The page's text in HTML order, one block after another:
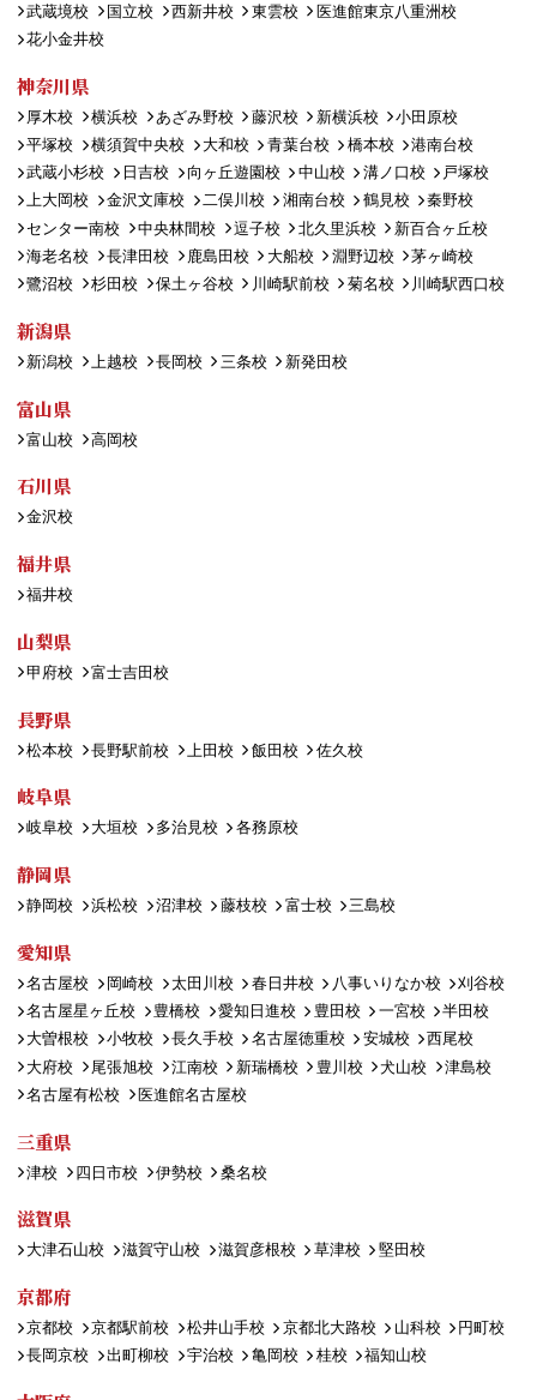
武蔵境校
国立校 西新井校 東雲校
医進館東京八重洲校
花小金井校
神奈川県
厚木校 横浜校 あざみ野校 藤沢校 新横浜校
小田原校
平塚校
横須賀中央校 大和校 青葉台校 橋本校
港南台校
武蔵小杉校
日吉校 向ヶ丘遊園校 中山校 溝ノ口校
戸塚校
上大岡校
金沢文庫校 二俣川校 湘南台校 鶴見校
秦野校
センター南校
中央林間校 逗子校 北久里浜校
新百合ヶ丘校
海老名校
長津田校 鹿島田校 大船校 淵野辺校
茅ヶ崎校
鷺沼校
杉田校 保土ヶ谷校 川崎駅前校 菊名校 川崎駅西口校
新潟県
新潟校 上越校 長岡校 三条校 新発田校
富山県
富山校 高岡校
石川県
金沢校
福井県
福井校
山梨県
甲府校 富士吉田校
長野県
松本校 長野駅前校 上田校 飯田校 佐久校
岐阜県
岐阜校 大垣校 多治見校 各務原校
静岡県
静岡校 浜松校 沼津校 藤枝校 富士校 三島校
愛知県
名古屋校 岡崎校 太田川校 春日井校 八事いりなか校
刈谷校
名古屋星ヶ丘校
豊橋校 愛知日進校 豊田校 一宮校
半田校
大曽根校
小牧校 長久手校 名古屋徳重校 安城校
西尾校
大府校
尾張旭校 江南校 新瑞橋校 豊川校 犬山校
津島校
名古屋有松校
医進館名古屋校
三重県
津校 四日市校 伊勢校 桑名校
滋賀県
大津石山校 滋賀守山校 滋賀彦根校 草津校 堅田校
京都府
京都校 京都駅前校 松井山手校 京都北大路校 山科校
円町校
長岡京校
出町柳校 宇治校 亀岡校 桂校 福知山校